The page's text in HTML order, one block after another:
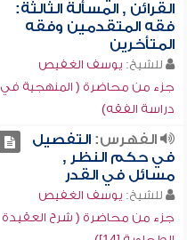
القرائن , المسألة الثالثة:
فقه المتقدمين وفقه
المتأخرين
للشيخ: يوسف الغفيص
جزء من محاضرة ( المنهجية في
دراسة الفقه)
الفهرس:التفصيل
في حكم النظر ,
مسائل في القدر
للشيخ: يوسف الغفيص
جزء من محاضرة ( شرح العقيدة